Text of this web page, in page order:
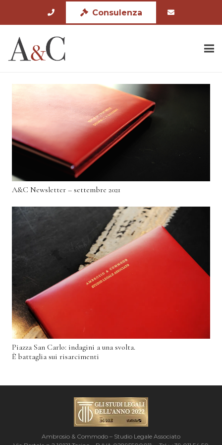
Consulenza
A&C Newsletter – settembre 2021
Piazza San Carlo: indagini a una svolta.
È battaglia sui risarcimenti
Ambrosio & Commodo – Studio Legale Associato